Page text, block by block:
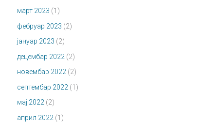
март 2023 (1)
фебруар 2023 (2)
јануар 2023 (2)
децембар 2022 (2)
новембар 2022 (2)
септембар 2022 (1)
мај 2022 (2)
април 2022 (1)